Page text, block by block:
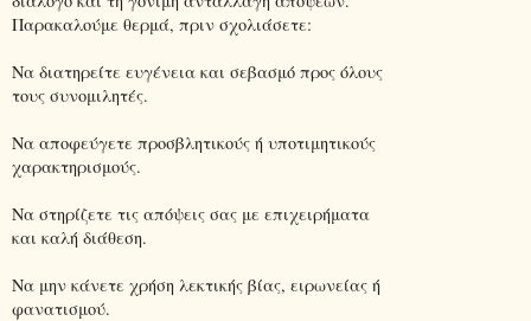
Παρακαλούμε θερμά, πριν σχολιάσετε:
Να διατηρείτε ευγένεια και σεβασμό προς όλους
τους συνομιλητές.
Να αποφεύγετε προσβλητικούς ή υποτιμητικούς
χαρακτηρισμούς.
Να στηρίζετε τις απόψεις σας με επιχειρήματα
και καλή διάθεση.
Να μην κάνετε χρήση λεκτικής βίας, ειρωνείας ή
φανατισμού.